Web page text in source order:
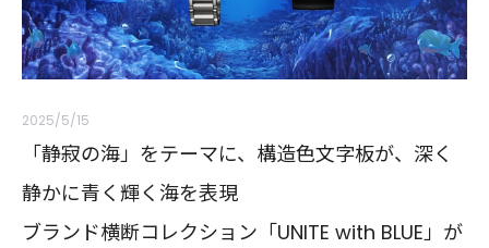
2025/5/15
「静寂の海」をテーマに、構造色文字板が、深く
静かに青く輝く海を表現
ブランド横断コレクション「UNITE with BLUE」が